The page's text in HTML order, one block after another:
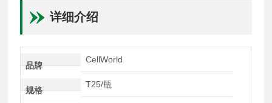
详细介绍
品牌
CellWorld
规格
T25/瓶